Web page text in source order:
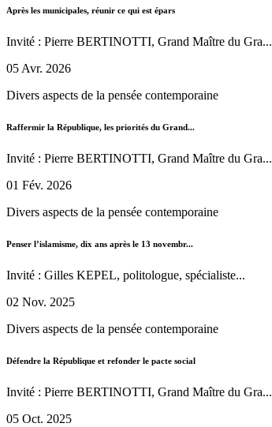
Après les municipales, réunir ce qui est épars
Invité : Pierre BERTINOTTI, Grand Maître du Gra...
05 Avr. 2026
Divers aspects de la pensée contemporaine
Raffermir la République, les priorités du Grand...
Invité : Pierre BERTINOTTI, Grand Maître du Gra...
01 Fév. 2026
Divers aspects de la pensée contemporaine
Penser l’islamisme, dix ans après le 13 novembr...
Invité : Gilles KEPEL, politologue, spécialiste...
02 Nov. 2025
Divers aspects de la pensée contemporaine
Défendre la République et refonder le pacte social
Invité : Pierre BERTINOTTI, Grand Maître du Gra...
05 Oct. 2025